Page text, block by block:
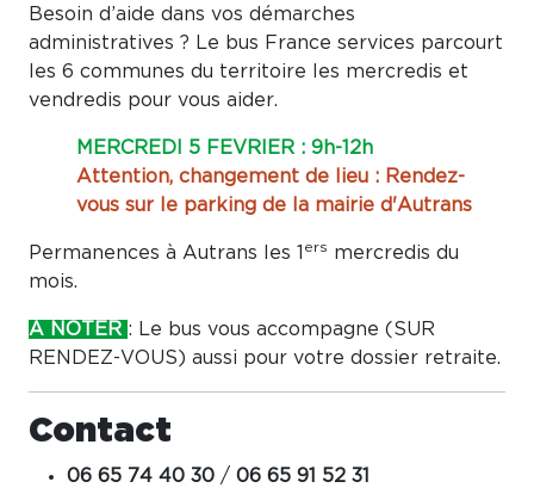
Besoin d’aide dans vos démarches
administratives ? Le bus France services parcourt
les 6 communes du territoire les mercredis et
vendredis pour vous aider.
MERCREDI 5 FEVRIER : 9h-12h
Attention, changement de lieu : Rendez-
vous sur le parking de la mairie d'Autrans
Permanences à Autrans les 1 ers mercredis du
mois.
A NOTER : Le bus vous accompagne (SUR
RENDEZ-VOUS) aussi pour votre dossier retraite.
Contact
06 65 74 40 30 / 06 65 91 52 31